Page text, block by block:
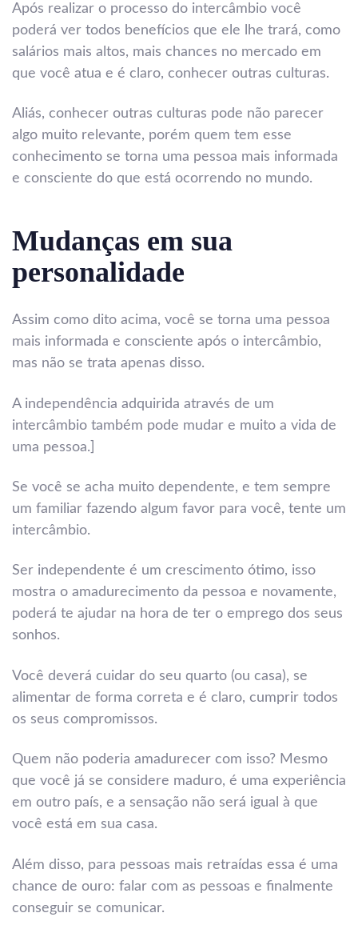
Após realizar o processo do intercâmbio você
poderá ver todos benefícios que ele lhe trará, como
salários mais altos, mais chances no mercado em
que você atua e é claro, conhecer outras culturas.
Aliás, conhecer outras culturas pode não parecer
algo muito relevante, porém quem tem esse
conhecimento se torna uma pessoa mais informada
e consciente do que está ocorrendo no mundo.
Mudanças em sua
personalidade
Assim como dito acima, você se torna uma pessoa
mais informada e consciente após o intercâmbio,
mas não se trata apenas disso.
A independência adquirida através de um
intercâmbio também pode mudar e muito a vida de
uma pessoa.]
Se você se acha muito dependente, e tem sempre
um familiar fazendo algum favor para você, tente um
intercâmbio.
Ser independente é um crescimento ótimo, isso
mostra o amadurecimento da pessoa e novamente,
poderá te ajudar na hora de ter o emprego dos seus
sonhos.
Você deverá cuidar do seu quarto (ou casa), se
alimentar de forma correta e é claro, cumprir todos
os seus compromissos.
Quem não poderia amadurecer com isso? Mesmo
que você já se considere maduro, é uma experiência
em outro país, e a sensação não será igual à que
você está em sua casa.
Além disso, para pessoas mais retraídas essa é uma
chance de ouro: falar com as pessoas e finalmente
conseguir se comunicar.